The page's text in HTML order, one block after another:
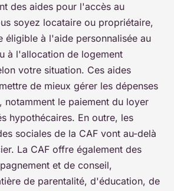
des aides pour l'accès au
soyez locataire ou propriétaire,
éligible à l'aide personnalisée au
à l'allocation de logement
votre situation. Ces aides
de mieux gérer les dépenses
notamment le paiement du loyer
hypothécaires. En outre, les
sociales de la CAF vont au-delà
La CAF offre également des
et de conseil,
de parentalité, d'éducation, de